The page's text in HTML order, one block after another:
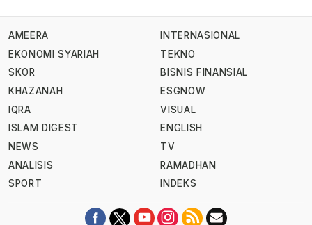
AMEERA
EKONOMI SYARIAH
SKOR
KHAZANAH
IQRA
ISLAM DIGEST
NEWS
ANALISIS
SPORT
INTERNASIONAL
TEKNO
BISNIS FINANSIAL
ESGNOW
VISUAL
ENGLISH
TV
RAMADHAN
INDEKS